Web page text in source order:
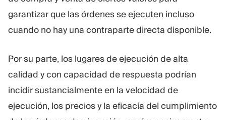
garantizar que las órdenes se ejecuten incluso
cuando no hay una contraparte directa disponible.
Por su parte, los lugares de ejecución de alta
calidad y con capacidad de respuesta podrían
incidir sustancialmente en la velocidad de
ejecución, los precios y la eficacia del cumplimiento